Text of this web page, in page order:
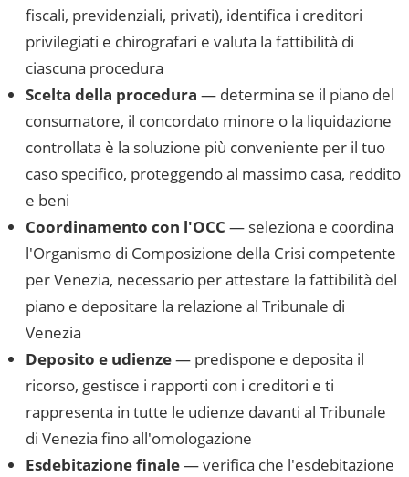
fiscali, previdenziali, privati), identifica i creditori
privilegiati e chirografari e valuta la fattibilità di
ciascuna procedura
Scelta della procedura — determina se il piano del
consumatore, il concordato minore o la liquidazione
controllata è la soluzione più conveniente per il tuo
caso specifico, proteggendo al massimo casa, reddito
e beni
Coordinamento con l'OCC — seleziona e coordina
l'Organismo di Composizione della Crisi competente
perVenezia, necessario per attestare la fattibilità del
piano e depositare la relazione al Tribunale di
Venezia
Deposito e udienze— predispone e deposita il
ricorso, gestisce i rapporti con i creditori e ti
rappresenta in tutte le udienze davanti al Tribunale
di Venezia fino all'omologazione
Esdebitazione finale— verifica che l'esdebitazione